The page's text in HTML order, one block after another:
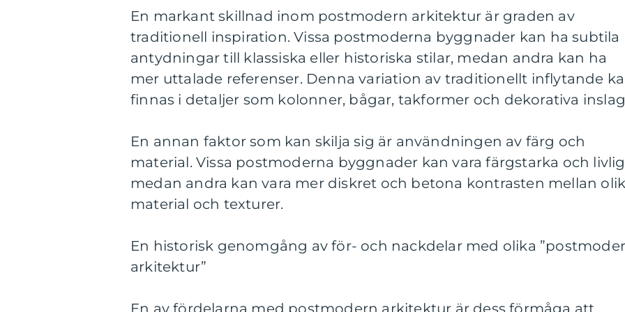
En markant skillnad inom postmodern arkitektur är graden av
traditionell inspiration. Vissa postmoderna byggnader kan ha subtila
antydningar till klassiska eller historiska stilar, medan andra kan ha
mer uttalade referenser. Denna variation av traditionellt inflytande
finnas i detaljer som kolonner, bågar, takformer och dekorativa
En annan faktor som kan skilja sig är användningen av färg och
material. Vissa postmoderna byggnader kan vara färgstarka och
medan andra kan vara mer diskret och betona kontrasten mellan
material och texturer.
En historisk genomgång av för- och nackdelar med olika
arkitektur”
En av fördelarna med postmodern arkitektur är dess förmåga att